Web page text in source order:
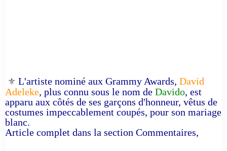
⚜️ L'artiste nominé aux Grammy Awards, David
Adeleke, plus connu sous le nom de Davido, est
apparu aux côtés de ses garçons d'honneur, vêtus de
costumes impeccablement coupés, pour son mariage
blanc.
Article complet dans la section Commentaires,